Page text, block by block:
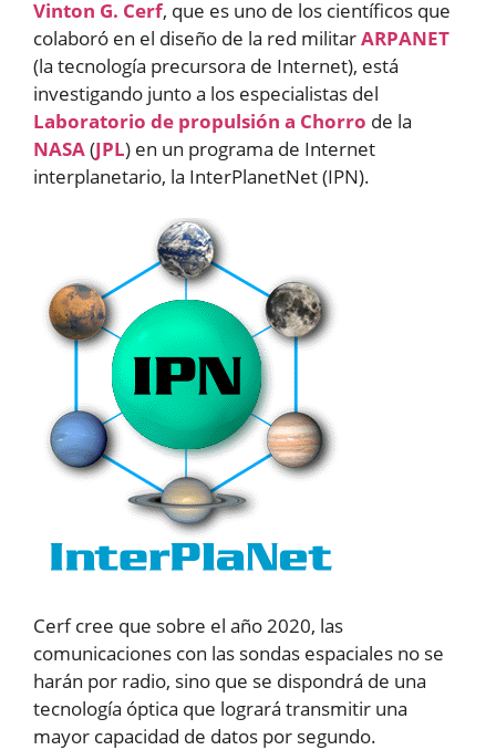
Vinton G. Cerf, que es uno de los científicos que
colaboró en el diseño de la red militarARPANET
(la tecnología precursora de Internet), está
investigando junto a los especialistas del
Laboratorio de propulsión a Chorro de la
NASA(JPL) en un programa de Internet
interplanetario, la InterPlanetNet (IPN).
Cerf cree que sobre el año 2020, las
comunicaciones con las sondas espaciales no se
harán por radio, sino que se dispondrá de una
tecnología óptica que logrará transmitir una
mayor capacidad de datos por segundo.